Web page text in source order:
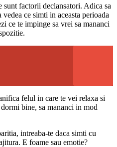
factorii declansatori. Adica sa
ce simti in aceasta perioada
ce te impinge sa vrei sa mananci
felul in care te vei relaxa si
bine, sa mananci in mod
intreaba-te daca simti cu
E foame sau emotie?